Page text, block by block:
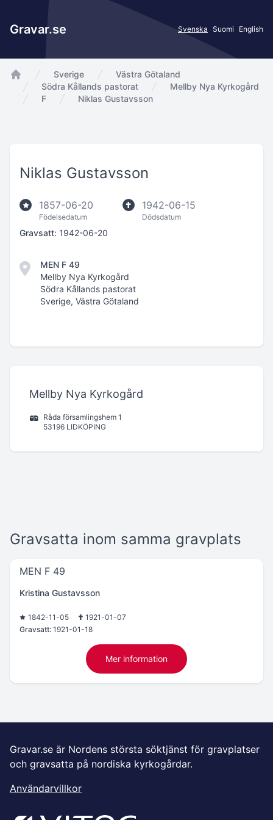
Gravar.se Svenska Suomi English
app.Start
Sverige
Västra Götaland
Södra Kållands pastorat
Mellby Nya Kyrkogård
F
Niklas Gustavsson
Niklas Gustavsson
1857-06-20
Födelsedatum
1942-06-15
Dödsdatum
Gravsatt: 1942-06-20
MEN F 49
Mellby Nya Kyrkogård
Södra Kållands pastorat
Sverige, Västra Götaland
Mellby Nya Kyrkogård
Råda församlingshem 1
53196 LIDKÖPING
Gravsatta inom samma gravplats
MEN F 49
Kristina Gustavsson
1842-11-05
1921-01-07
Gravsatt: 1921-01-18
Mer information
Gravar.se är Nordens största söktjänst för gravplatser
och gravsatta på nordiska kyrkogårdar.
Användarvillkor